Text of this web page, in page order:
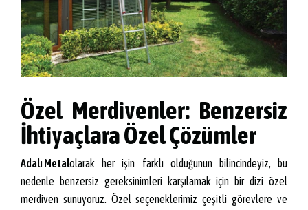
Özel Merdivenler: Benzersiz
İhtiyaçlara Özel Çözümler
Adalı Metalolarak her işin farklı olduğunun bilincindeyiz, bu
nedenle benzersiz gereksinimleri karşılamak için bir dizi özel
merdiven sunuyoruz. Özel seçeneklerimiz çeşitli görevlere ve